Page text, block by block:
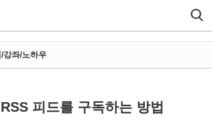
/강좌/노하우
피드를 구독하는 방법